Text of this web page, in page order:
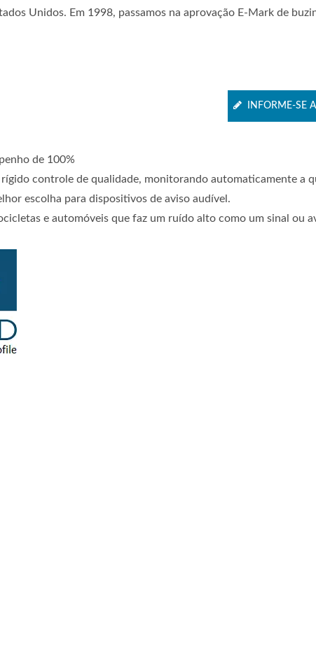
Unidos. Em 1998, passamos na aprovação E-Mark de
INFORME-SE
de 100%
controle de qualidade, monitorando automaticamente a
escolha para dispositivos de aviso audível.
e automóveis que faz um ruído alto como um sinal ou